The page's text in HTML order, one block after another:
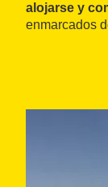
alojarse y
enmarcados